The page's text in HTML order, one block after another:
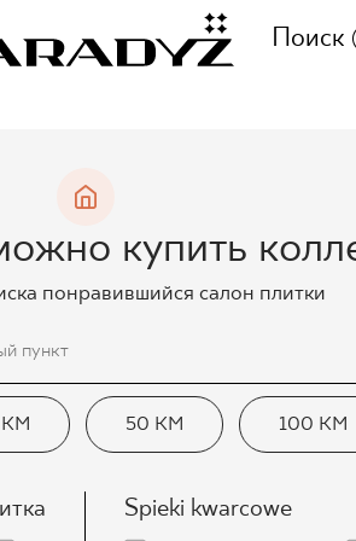
Поиск
ПОЗВОНИТЕ НАМ
+48
СЛЕДИТЬ ЗА НАМИ
купить
понравившийся салон плитки
КМ 50 КМ 100 КМ
Spieki kwarcowe